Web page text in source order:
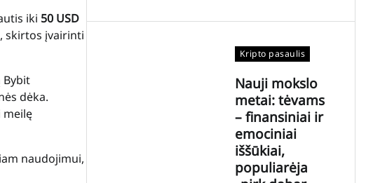
iki 50 USD
skirtos įvairinti
Bybit
dėka.
meilę
naudojimui,
Kripto pasaulis
Nauji mokslo
metai: tėvams
– finansiniai ir
emociniai
iššūkiai,
populiarėja